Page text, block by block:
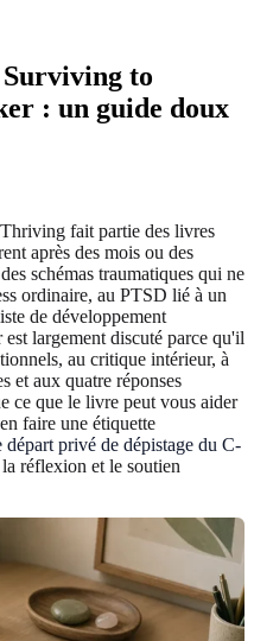
to
: un guide doux
fait partie des livres
après des mois ou des
schémas traumatiques qui ne
ordinaire, au PTSD lié à un
de développement
largement discuté parce qu'il
au critique intérieur, à
et aux quatre réponses
ce que le livre peut vous aider
faire une étiquette
départ privé de dépistage du C-
réflexion et le soutien